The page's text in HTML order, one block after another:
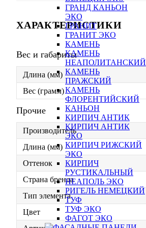
ГРАНД КАНЬОН
ЭКО
ГРАНИТ
ГРАНИТ ЭКО
КАМЕНЬ
КАМЕНЬ
НЕАПОЛИТАНСКИЙ
КАМЕНЬ
ПРАЖСКИЙ
КАМЕНЬ
ФЛОРЕНТИЙСКИЙ
КАНЬОН
КИРПИЧ АНТИК
КИРПИЧ АНТИК
ЭКО
КИРПИЧ РИЖСКИЙ
ЭКО
КИРПИЧ
РУСТИКАЛЬНЫЙ
НЕАПОЛЬ ЭКО
РИГЕЛЬ НЕМЕЦКИЙ
ТУФ
ТУФ ЭКО
ФАГОТ ЭКО
ХАРАКТЕРИСТИКИ
Вес и габариты
Длина (мм)
Вес (грамм)
Прочие
Производитель
Длина (мм)
Оттенок
Страна бренда
Тип элемента
Цвет